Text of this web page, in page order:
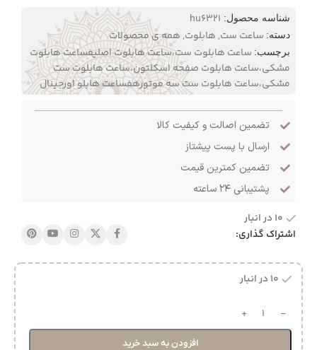
شناسه محصول: hu6321
دسته: ساعت ست, هابلوت, همه ی محصولات
برچسب: ساعت هابلوت ست،ساعت هابلوت اصلیفساعت هابلوت
مشکی،ساعت هابلوت صفحه اسکلتون،ساعت هابلوت ست
مشکی،ساعت هابلوت ست سه موتورهفساعت هابلو اورجینال
تضمین اصالت و کیفیت کالا
ارسال با پست پیشتاز
تضمین کمترین قیمت
پشتیبانی ۲۴ ساعته
10 در انبار
اشتراک گذاری:
10 در انبار
افزودن به سبد خرید